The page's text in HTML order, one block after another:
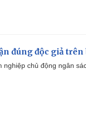
đúng độc giả
nghiệp chủ động ngân